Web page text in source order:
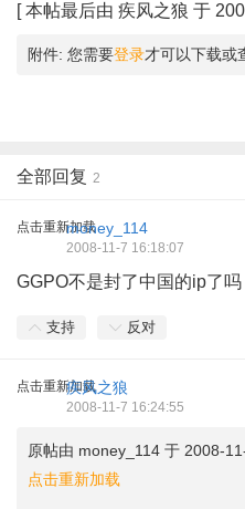
[本帖最后由 疾风之狼 于
附件: 您需要登录才可以下载或
全部回复 2
点击重新加载money_114
2008-11-7 16:18:07
GGPO不是封了中国的ip了吗
支持 反对
点击重新加载疾风之狼
2008-11-7 16:24:55
原帖由 money_114 于 2008-
点击重新加载